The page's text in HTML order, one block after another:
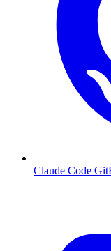
Claude Code